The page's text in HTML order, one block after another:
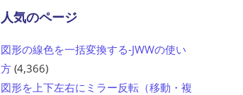
人気のページ
図形の線色を一括変換する-JWWの使い
方 (4,366)
図形を上下左右にミラー反転（移動・複